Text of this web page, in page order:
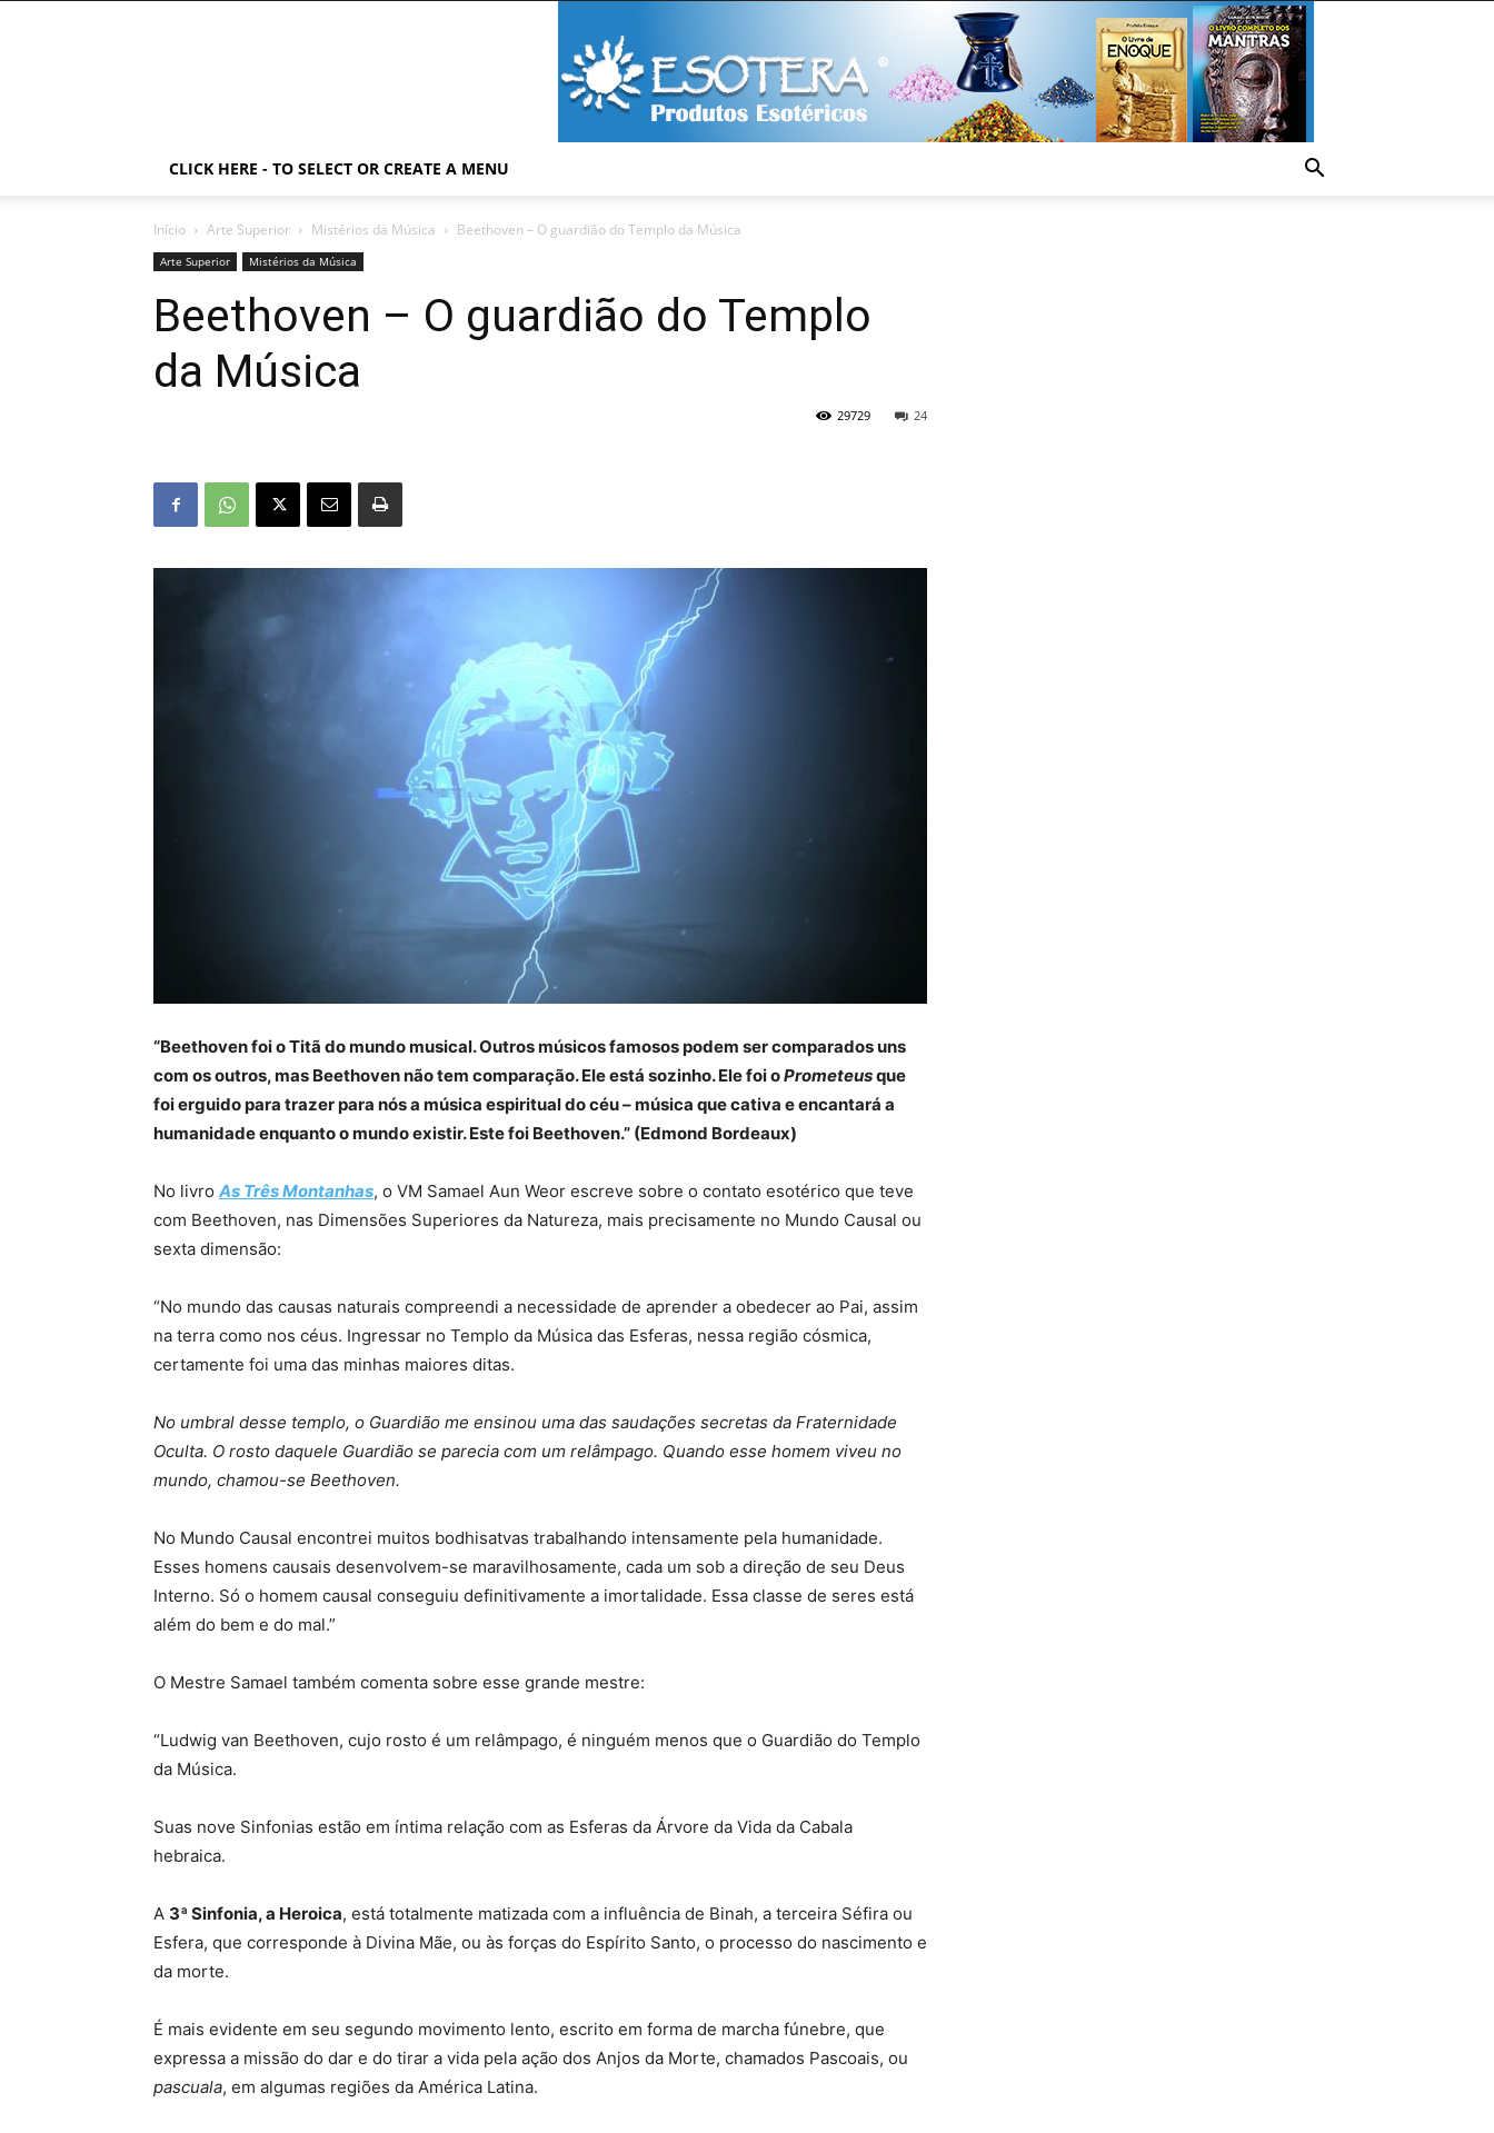
CLICK HERE - TO SELECT OR CREATE A MENU
Início Arte Superior Mistérios da Música Beethoven – O guardião do Templo da Música
Arte Superior Mistérios da Música
Beethoven – O guardião do Templo
da Música
24
29729
“Beethoven foi o Titã do mundo musical. Outros músicos famosos podem ser comparados uns
com os outros, mas Beethoven não tem comparação. Ele está sozinho. Ele foi oPrometeusque
foi erguido para trazer para nós a música espiritual do céu – música que cativa e encantará a
humanidade enquanto o mundo existir. Este foi Beethoven.” (Edmond Bordeaux)
No livro As Três Montanhas, o VM Samael Aun Weor escreve sobre o contato esotérico que teve
com Beethoven, nas Dimensões Superiores da Natureza, mais precisamente no Mundo Causal ou
sexta dimensão:
“No mundo das causas naturais compreendi a necessidade de aprender a obedecer ao Pai, assim
na terra como nos céus. Ingressar no Templo da Música das Esferas, nessa região cósmica,
certamente foi uma das minhas maiores ditas.
No umbral desse templo, o Guardião me ensinou uma das saudações secretas da Fraternidade
Oculta. O rosto daquele Guardião se parecia com um relâmpago. Quando esse homem viveu no
mundo, chamou-se Beethoven.
No Mundo Causal encontrei muitos bodhisatvas trabalhando intensamente pela humanidade.
Esses homens causais desenvolvem-se maravilhosamente, cada um sob a direção de seu Deus
Interno. Só o homem causal conseguiu definitivamente a imortalidade. Essa classe de seres está
além do bem e do mal.”
O Mestre Samael também comenta sobre esse grande mestre:
“Ludwig van Beethoven, cujo rosto é um relâmpago, é ninguém menos que o Guardião do Templo
da Música.
Suas nove Sinfonias estão em íntima relação com as Esferas da Árvore da Vida da Cabala
hebraica.
A 3ª Sinfonia, a Heroica, está totalmente matizada com a influência de Binah, a terceira Séfira ou
Esfera, que corresponde à Divina Mãe, ou às forças do Espírito Santo, o processo do nascimento e
da morte.
É mais evidente em seu segundo movimento lento, escrito em forma de marcha fúnebre, que
expressa a missão do dar e do tirar a vida pela ação dos Anjos da Morte, chamados Pascoais, ou
pascuala, em algumas regiões da América Latina.